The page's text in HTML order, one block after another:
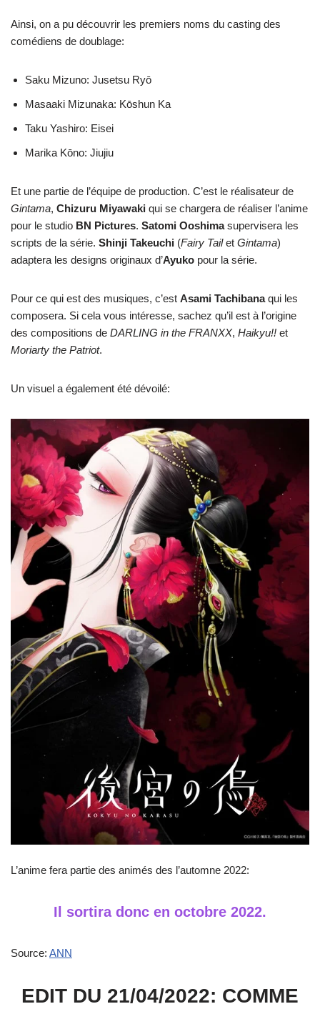
Ainsi, on a pu découvrir les premiers noms du casting des
comédiens de doublage:
Saku Mizuno: Jusetsu Ryō
Masaaki Mizunaka: Kōshun Ka
Taku Yashiro: Eisei
Marika Kōno: Jiujiu
Et une partie de l’équipe de production. C’est le réalisateur de
Gintama, Chizuru Miyawaki qui se chargera de réaliser l’anime
pour le studio BN Pictures. Satomi Ooshimasupervisera les
scripts de la série. Shinji Takeuchi (Fairy Tailet Gintama)
adaptera les designs originaux d’Ayuko pour la série.
Pour ce qui est des musiques, c’est Asami Tachibanaqui les
composera. Si cela vous intéresse, sachez qu’il est à l’origine
des compositions de DARLING in the FRANXX, Haikyu!! et
Moriarty the Patriot.
Un visuel a également été dévoilé:
L’anime fera partie des animés des l’automne 2022:
Il sortira donc en octobre 2022.
Source: ANN
EDIT DU 21/04/2022: COMME